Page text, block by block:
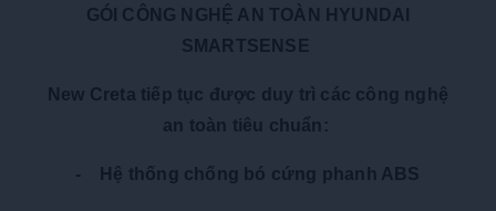
GÓI CÔNG NGHỆ AN TOÀN HYUNDAI
SMARTSENSE
New Creta tiếp tục được duy trì các công nghệ
an toàn tiêu chuẩn:
- Hệ thống chống bó cứng phanh ABS